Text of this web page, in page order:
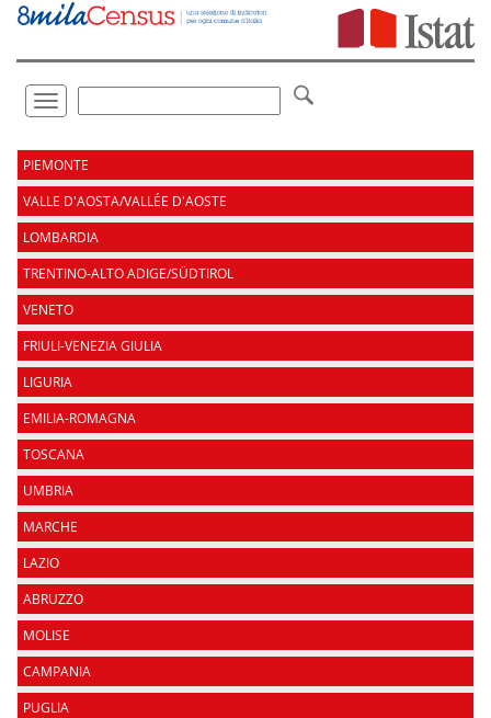
Vai
direttamente
Toggle
navigation
.
PIEMONTE
VALLE D'AOSTA/VALLÉE D'AOSTE
LOMBARDIA
TRENTINO-ALTO ADIGE/SÜDTIROL
VENETO
FRIULI-VENEZIA GIULIA
LIGURIA
EMILIA-ROMAGNA
TOSCANA
UMBRIA
MARCHE
LAZIO
ABRUZZO
MOLISE
CAMPANIA
PUGLIA